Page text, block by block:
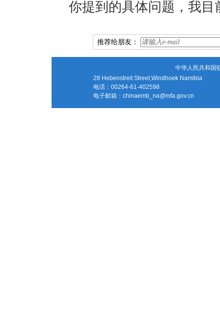
你提到的具体问题，我
推荐给朋友：
中华人民共和国
28 Hebenstreit Street,Windhoek Namibia
电话：00264-61-402598
电子邮箱： chinaemb_na@mfa.gov.cn